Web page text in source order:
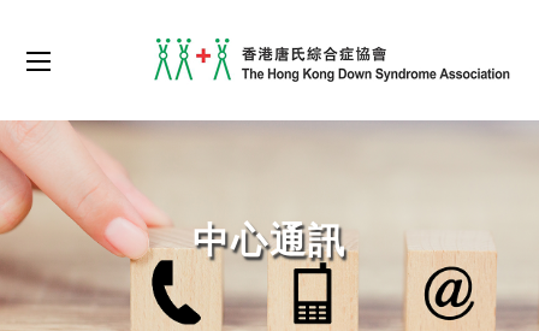
中心通訊